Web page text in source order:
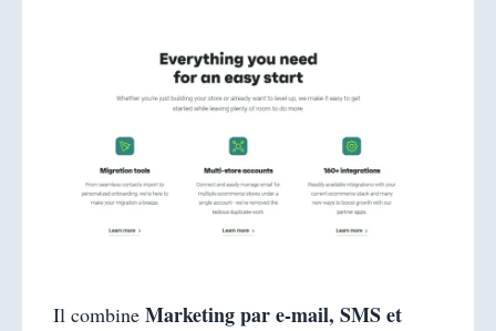
Il combine Marketing par e-mail, SMS et